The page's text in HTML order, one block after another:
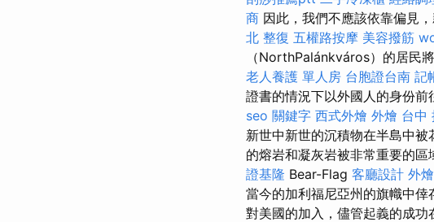
商 因此，我們不應該依靠偏見
北 整復 五權路按摩 美容撥筋
（NorthPalánkváros）的居民
老人養護 單人房 台胞證台南 記
證書的情況下以外國人的身份前
seo 關鍵字 西式外燴 外燴 台中
新世中新世的沉積物在半島中被
的熔岩和凝灰岩被非常重要的區
證基隆 Bear-Flag 客廳設計 外
當今的加利福尼亞州的旗幟中倖
對美國的加入，儘管起義的成